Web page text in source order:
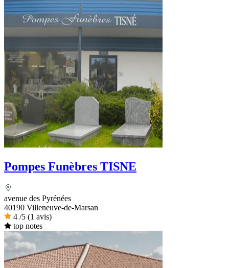
Pompes Funèbres TISNE
avenue des Pyrénées
40190 Villeneuve-de-Marsan
4 /5 (1 avis)
top notes